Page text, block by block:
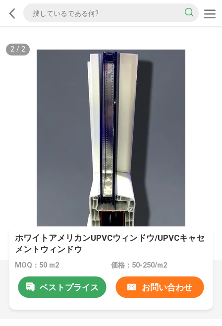
2/ 2
ホワイトアメリカンUPVCウィンドウ/UPVCキャセ
メントウィンドウ
MOQ：50 m2 価格：50-250/m2
ベストプライス お問い合わせ